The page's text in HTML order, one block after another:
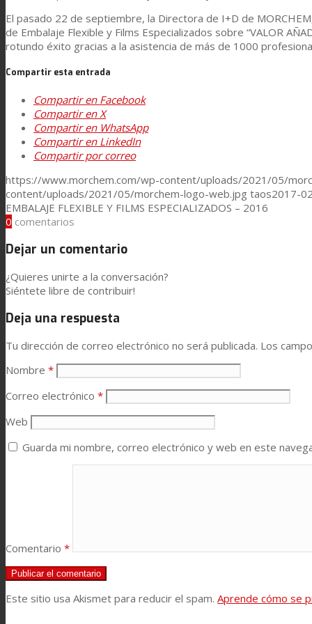
Asistencia Técnica
Sostenibilidad
Atención al Cliente
Certificaciones
Noticias
Contacto
Buscar
El pasado 22 de septiembre, la Directora de I+D de
de Embalaje Flexible y Films Especializados sobre “VALOR
rotundo éxito gracias a la asistencia de más de 1000
Compartir esta entrada
Compartir en Facebook
Compartir en X
Compartir en WhatsApp
Compartir en LinkedIn
Compartir por correo
https://www.morchem.com/wp-content/uploads/2021/05/
content/uploads/2021/05/morchem-logo-web.jpg taos2017-
EMBALAJE FLEXIBLE Y FILMS ESPECIALIZADOS – 2016
0 comentarios
Dejar un comentario
¿Quieres unirte a la conversación?
Siéntete libre de contribuir!
Deja una respuesta
Tu dirección de correo electrónico no será publicada. Los
Nombre *
Correo electrónico *
Web
Guarda mi nombre, correo electrónico y web en este
Comentario *
Este sitio usa Akismet para reducir el spam. Aprende cómo se